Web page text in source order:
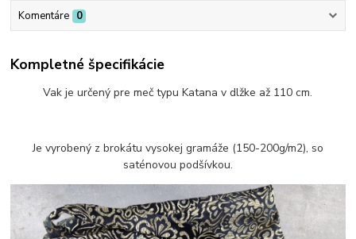
Komentáre 0
Kompletné špecifikácie
Vak je určený pre meč typu Katana v dlžke až 110 cm.
Je vyrobený z brokátu vysokej gramáže (150-200g/m2), so
saténovou podšívkou.